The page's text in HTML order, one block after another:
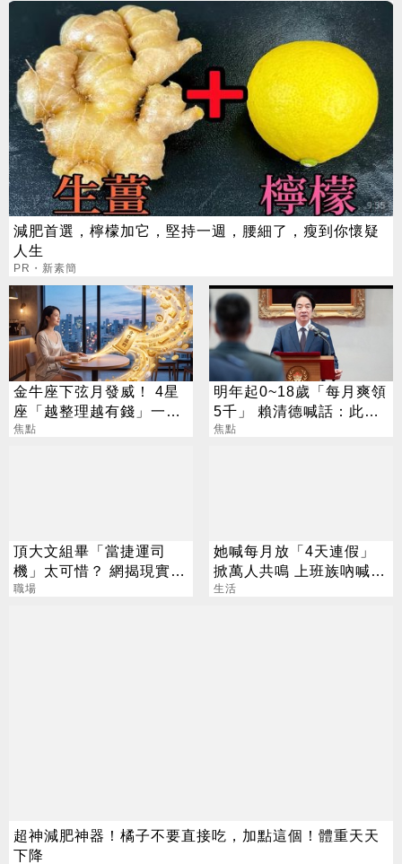
減肥首選，檸檬加它，堅持一週，腰細了，瘦到你懷疑
人生
PR・新素簡
金牛座下弦月發威！ 4星
座「越整理越有錢」一路
旺運到10月
焦點
明年起0~18歲「每月爽領
5千」 賴清德喊話：此時
不生待何時
焦點
頂大文組畢「當捷運司
機」太可惜？ 網揭現實：
高中就能考
職場
她喊每月放「4天連假」
掀萬人共鳴 上班族吶喊：
這樣才活得像人
生活
超神減肥神器！橘子不要直接吃，加點這個！體重天天
下降